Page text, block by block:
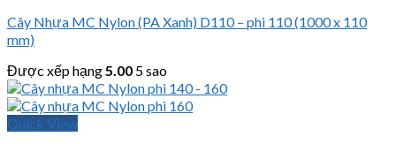
Cây Nhựa MC Nylon (PA Xanh) D110 – phi 110 (1000 x 110
mm)
Được xếp hạng5.00 5 sao
Quick View